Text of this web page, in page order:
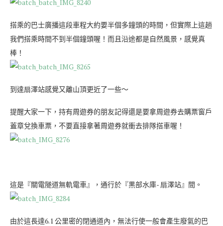
搭乘的巴士廣播這段車程大約要半個多鐘頭的時間，但實際上這趟
我們搭乘時間不到半個鐘頭喔！而且沿途都是自然風景，感覺真
棒！
到達扇澤站感覺又離山頂更近了一些～
提醒大家一下，持有周遊券的朋友記得還是要拿周遊券去購票窗戶
蓋章兌換車票，不要直接拿著周遊券就衝去排隊搭車喔！
這是『關電隧道無軌電車』，通行於『黒部水庫- 扇澤站』間。
由於這長達6.1 公里密的閉通道內，無法行使一般會產生廢氣的巴